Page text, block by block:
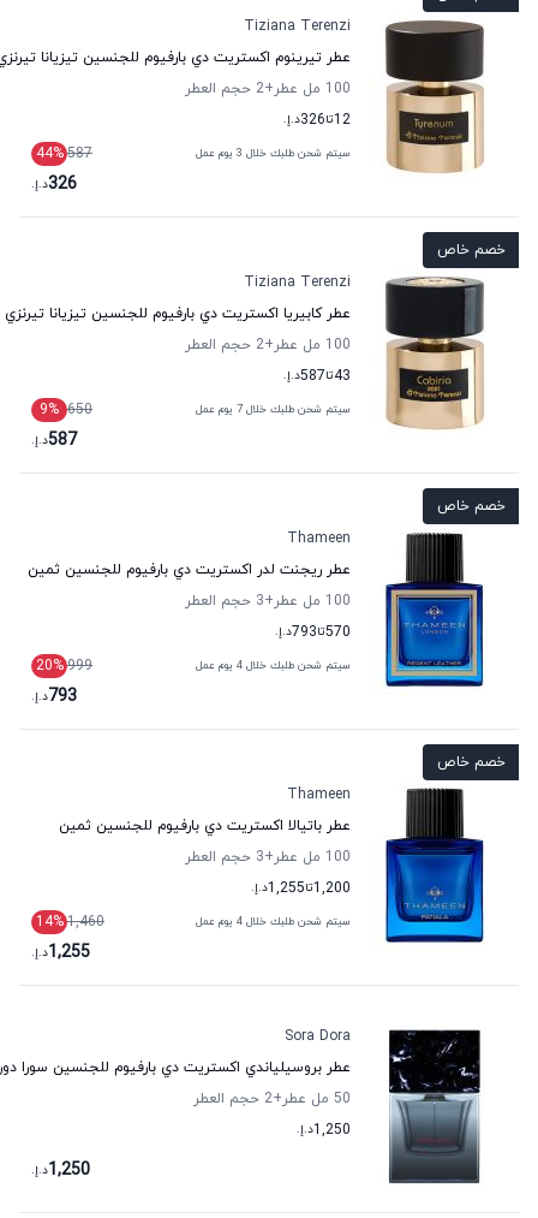
Tiziana Terenzi
عطر تيرينوم اكستريت دي بارفيوم للجنسين تيزيانا
100 مل عطر
+2
حجم العطر
12تا326د.إ.
سيتم شحن طلبك خلال 3 يوم عمل 587
44%
326د.إ.
خصم خاص
Tiziana Terenzi
عطر كابيريا اكستريت دي بارفيوم للجنسين تيزيانا تيرنزي
100 مل عطر
+2
حجم العطر
43تا587د.إ.
سيتم شحن طلبك خلال 7 يوم عمل 650
9%
587د.إ.
خصم خاص
Thameen
عطر ريجنت لدر اكستريت دي بارفيوم للجنسين ثمين
100 مل عطر
+3
حجم العطر
570تا793د.إ.
سيتم شحن طلبك خلال 4 يوم عمل 999
20%
793د.إ.
خصم خاص
Thameen
عطر باتيالا اكستريت دي بارفيوم للجنسين ثمين
100 مل عطر
+3
حجم العطر
1,200تا1,255د.إ.
سيتم شحن طلبك خلال 4 يوم عمل 1,460
14%
1,255د.إ.
Sora Dora
عطر بروسيلياندي اكستريت دي بارفيوم للجنسين سورا
50 مل عطر
+2
حجم العطر
1,250د.إ.
1,250د.إ.